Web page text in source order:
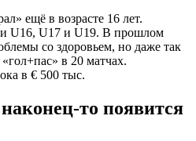
ещё в возрасте 16 лет.
U16, U17 и U19. В прошлом
со здоровьем, но даже так
в 20 матчах.
в € 500 тыс.
то появится